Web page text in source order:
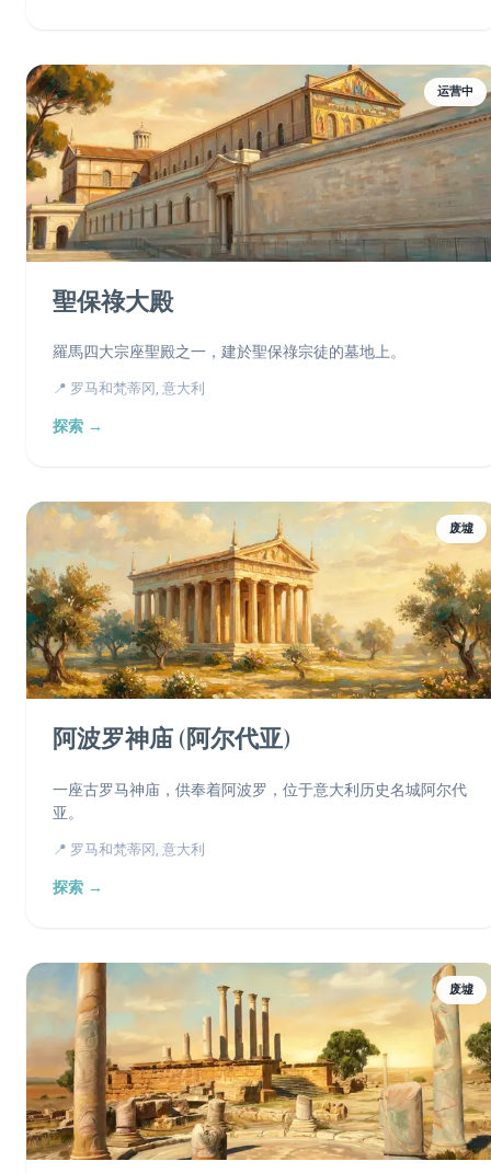
运营中
聖保祿大殿
羅馬四大宗座聖殿之一，建於聖保祿宗徒的墓地上。
📍 罗马和梵蒂冈, 意大利
探索 →
废墟
阿波罗神庙 (阿尔代亚)
一座古罗马神庙，供奉着阿波罗，位于意大利历史名城阿尔代
亚。
📍 罗马和梵蒂冈, 意大利
探索 →
废墟